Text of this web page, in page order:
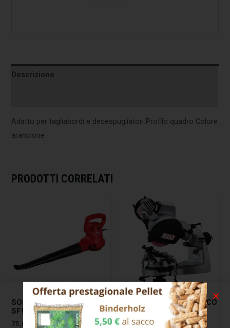
Descrizione
Adatto per tagliabordi e decespugliatori Profilo quadro Colore
arancione
PRODOTTI CORRELATI
SOFFIATORE ELETTRICO
SF900 EXCEL 06790
75,00
AFFILACATENE ELETTRICO
PROFY MAXX
424,00€